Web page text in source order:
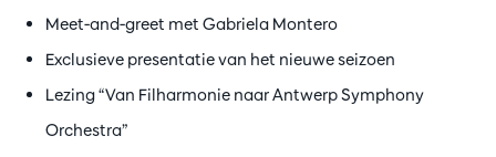
Meet-and-greet met Gabriela Montero
Exclusieve presentatie van het nieuwe seizoen
Lezing “Van Filharmonie naar Antwerp Symphony
Orchestra”